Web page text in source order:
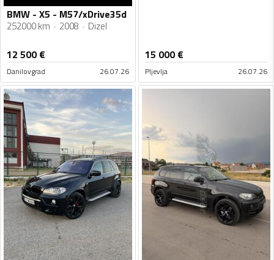
BMW - X5 - M57/xDrive35d
252000 km 2008 Dizel
12 500€
Danilovgrad 26.07.26
15 000€
Pljevlja 26.07.26